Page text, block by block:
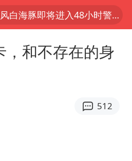
绿”成势，结构转型活力足
女子利用漏洞0元薅走3000多件家电
，和不存在的身
512